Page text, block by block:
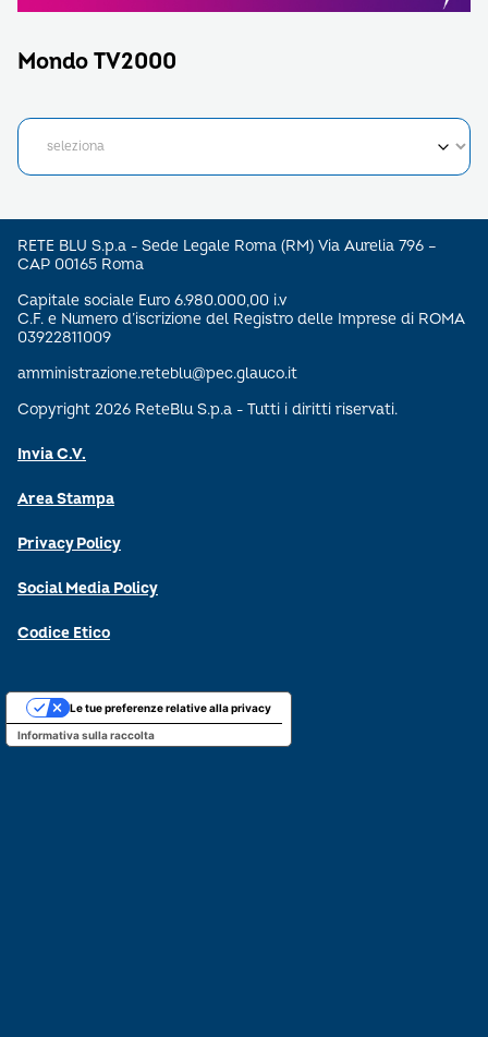
Mondo TV2000
RETE BLU S.p.a - Sede Legale Roma (RM) Via Aurelia 796 –
CAP 00165 Roma
Capitale sociale Euro 6.980.000,00 i.v
C.F. e Numero d’iscrizione del Registro delle Imprese di ROMA
03922811009
amministrazione.reteblu@pec.glauco.it
Copyright 2026 ReteBlu S.p.a - Tutti i diritti riservati.
Invia C.V.
Area Stampa
Privacy Policy
Social Media Policy
Codice Etico
Informativa sulla raccolta
Le tue preferenze relative alla privacy